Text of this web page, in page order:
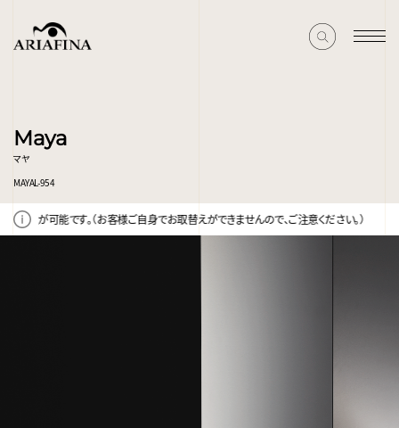
Maya
マヤ
MAYAL-954
す。（お客様ご自身でお取替えができませんので、ご注意ください。）